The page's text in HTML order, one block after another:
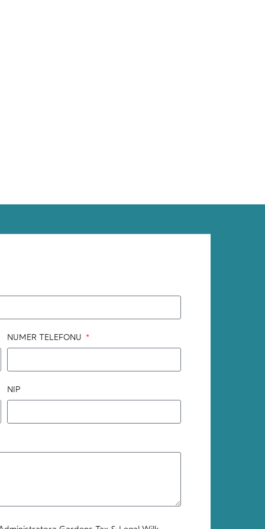
NUMER TELEFONU
NIP